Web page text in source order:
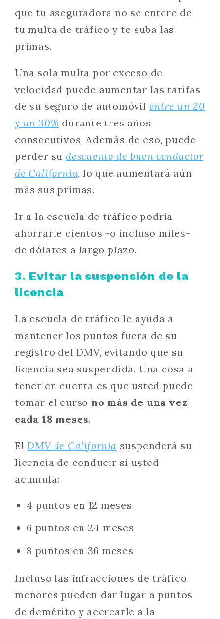
que tu aseguradora no se entere de
tu multa de tráfico y te suba las
primas.
Una sola multa por exceso de
velocidad puede aumentar las tarifas
de su seguro de automóvil entre un 20
y un 30% durante tres años
consecutivos. Además de eso, puede
perder su descuento de buen conductor
de California, lo que aumentará aún
más sus primas.
Ir a la escuela de tráfico podría
ahorrarle cientos -o incluso miles-
de dólares a largo plazo.
3. Evitar la suspensión de la
licencia
La escuela de tráfico le ayuda a
mantener los puntos fuera de su
registro del DMV, evitando que su
licencia sea suspendida. Una cosa a
tener en cuenta es que usted puede
tomar el curso no más de una vez
cada 18 meses.
ElDMV de California suspenderá su
licencia de conducir si usted
acumula:
4 puntos en 12 meses
6 puntos en 24 meses
8 puntos en 36 meses
Incluso las infracciones de tráfico
menores pueden dar lugar a puntos
de demérito y acercarle a la